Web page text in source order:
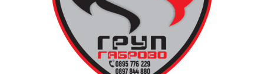
13 АВГУСТ (четвъртък)
19:00ч Групова тренировка с Йоанна Петрова от
20:00ч. Куиз вечер за обща култура